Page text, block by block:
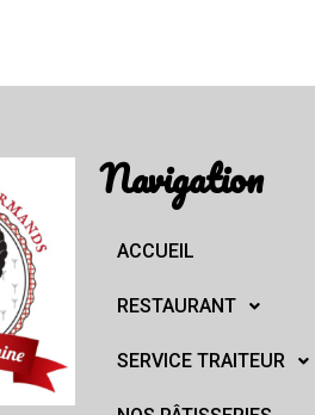
Navigation
ACCUEIL
RESTAURANT
SERVICE TRAITEUR